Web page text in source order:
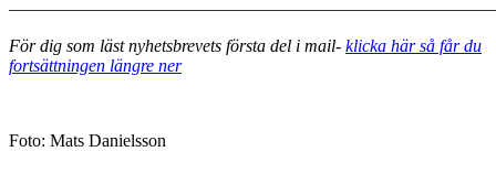
För dig som läst nyhetsbrevets första del i mail- klicka här så får du
fortsättningen längre ner
Foto: Mats Danielsson